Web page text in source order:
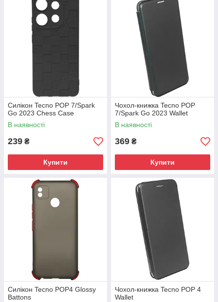
Силікон Tecno POP 7/Spark
Go 2023 Chess Case
В наявності
239 ₴
Купити
Чохол-книжка Tecno POP
7/Spark Go 2023 Wallet
В наявності
369 ₴
Купити
Силікон Tecno POP4 Glossy
Battons
Чохол-книжка Tecno POP 4
Wallet